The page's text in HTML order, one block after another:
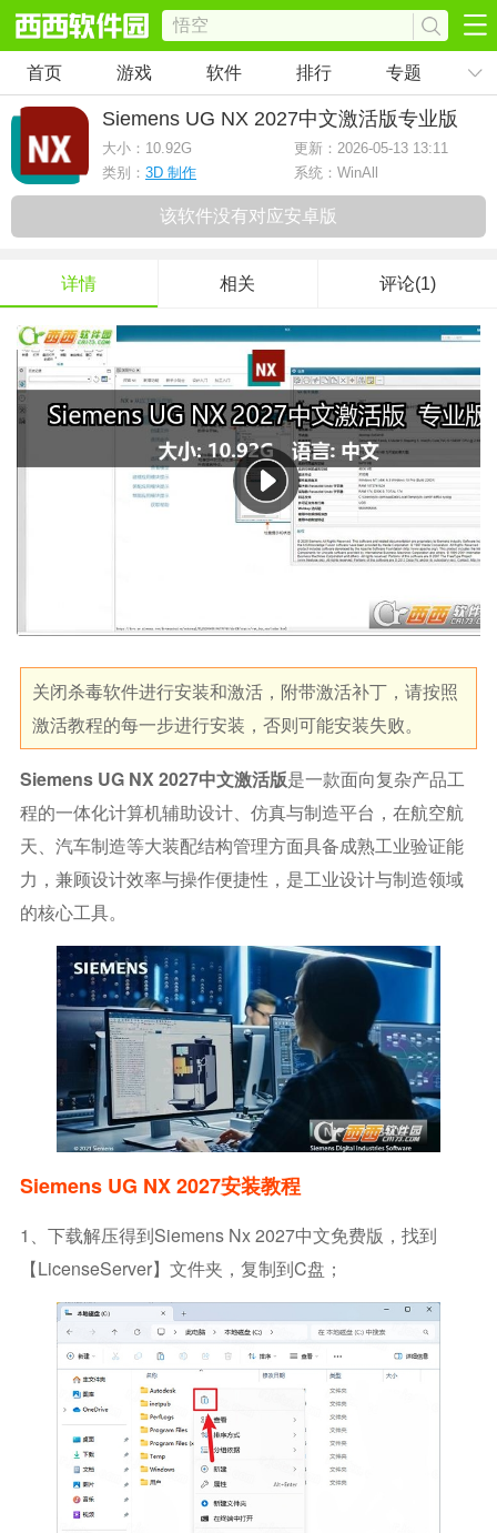
首页 游戏 软件 排行 专题
Siemens UG NX 2027中文激活版专业版
大小： 10.92G
更新：2026-05-13 13:11
类别：
3D 制作 系统：WinAll
该软件没有对应安卓版
详情 相关 评论(1)
关闭杀毒软件进行安装和激活，附带激活补丁，请按照
激活教程的每一步进行安装，否则可能安装失败。
Siemens UG NX 2027中文激活版是一款面向复杂产品工
程的一体化计算机辅助设计、仿真与制造平台，在航空航
天、汽车制造等大装配结构管理方面具备成熟工业验证能
力，兼顾设计效率与操作便捷性，是工业设计与制造领域
的核心工具。
Siemens UG NX 2027安装教程
1、下载解压得到siemens Nx 2027中文免费版，找到
【LicenseServer】文件夹，复制到C盘；